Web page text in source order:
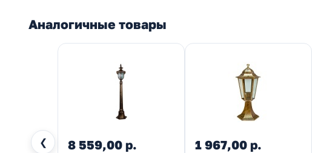
Аналогичные товары
❮ 8 559,00 р. 1 967,00 р.